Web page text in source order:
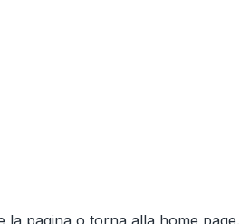
la pagina o torna alla home page.